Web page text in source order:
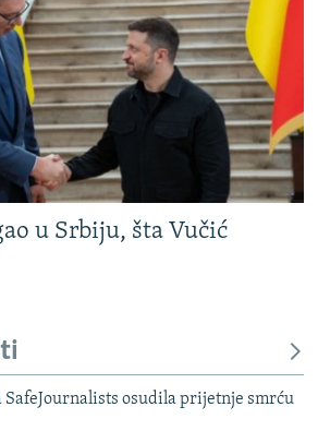
u Srbiju, šta Vučić
SafeJournalists osudila prijetnje smrću